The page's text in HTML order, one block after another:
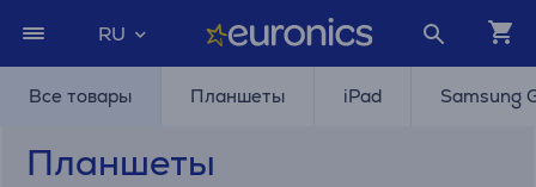
RU
Все товары Планшеты iPad Samsung
Планшеты